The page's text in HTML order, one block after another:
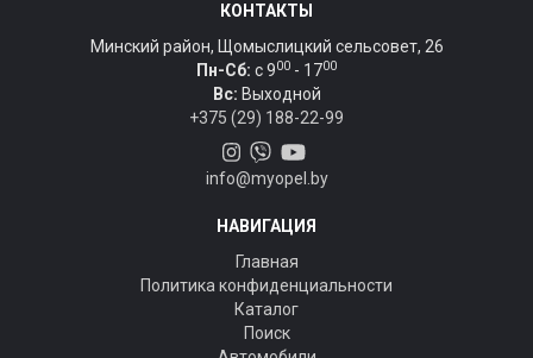
КОНТАКТЫ
Минский район, Щомыслицкий сельсовет, 26
Пн-Сб: c 900 - 1700
Вс: Выходной
+375 (29) 188-22-99
info@myopel.by
НАВИГАЦИЯ
Главная
Политика конфиденциальности
Каталог
Поиск